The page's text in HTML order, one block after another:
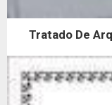
Tratado De